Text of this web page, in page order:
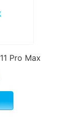
Pro Max